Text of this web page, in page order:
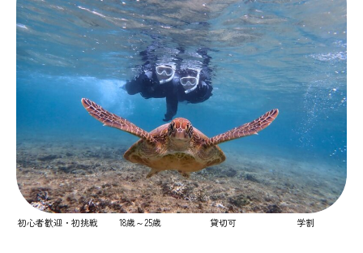
初心者歓迎・初挑戦 18歳～25歳 貸切可 学割